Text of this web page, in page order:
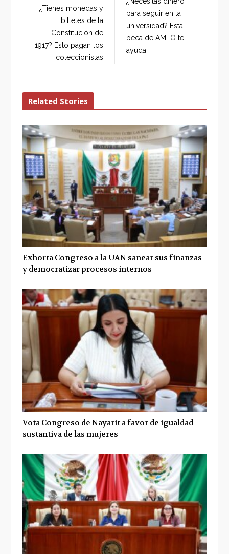
o
k
r
+
I
n
¿Tienes monedas y
billetes de la
Constitución de
1917? Esto pagan los
coleccionistas
para seguir en la
universidad? Esta
beca de AMLO te
ayuda
Related Stories
Exhorta Congreso a la UAN sanear sus finanzas
y democratizar procesos internos
Vota Congreso de Nayarit a favor de igualdad
sustantiva de las mujeres